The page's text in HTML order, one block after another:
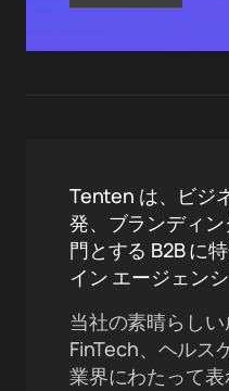
Tenten は、ビジ
発、ブランディン
門とする B2B に
イン エージェンシ
当社の素晴らしい
FinTech、ヘルス
業界にわたって表